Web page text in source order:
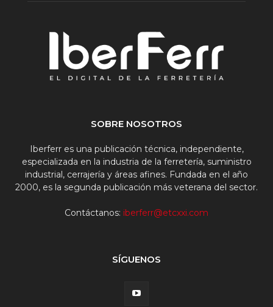
SOBRE NOSOTROS
Iberferr es una publicación técnica, independiente,
especializada en la industria de la ferretería, suministro
industrial, cerrajería y áreas afines. Fundada en el año
2000, es la segunda publicación más veterana del sector.
Contáctanos: iberferr@etcxxi.com
SÍGUENOS